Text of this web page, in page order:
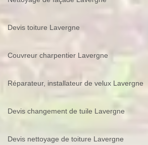
Devis toiture Lavergne
Couvreur charpentier Lavergne
Réparateur, installateur de velux Lavergne
Devis changement de tuile Lavergne
Devis nettoyage de toiture Lavergne